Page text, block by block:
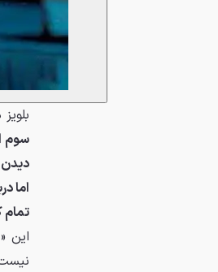
سوم
دیدن
اما
این